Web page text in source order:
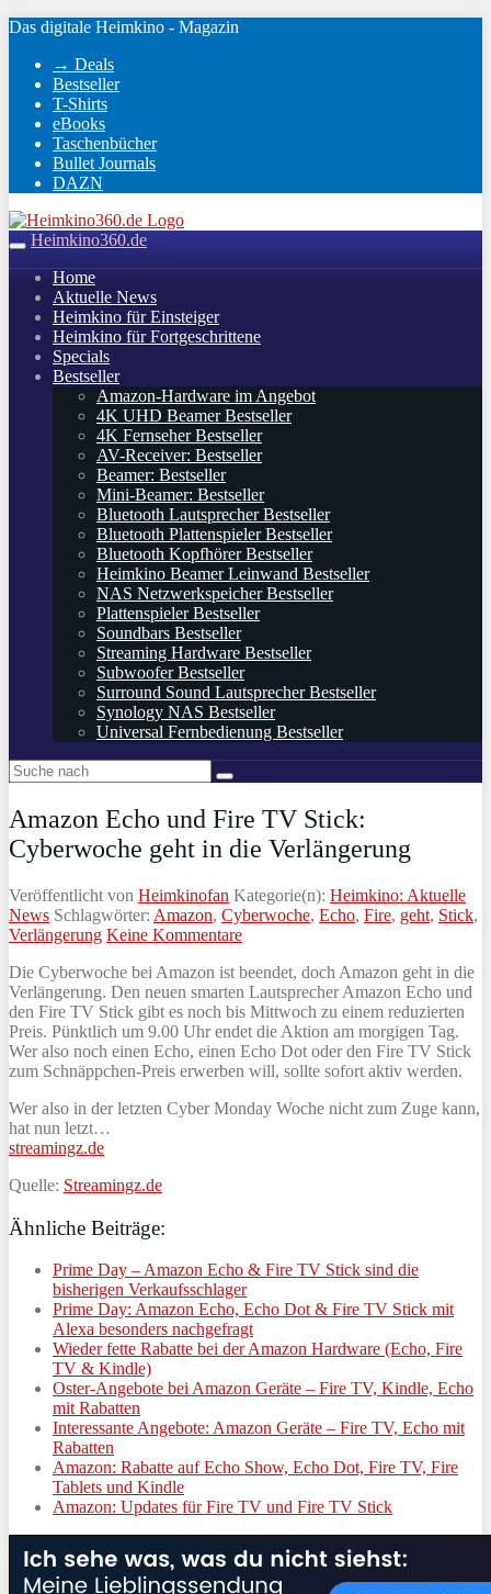
Skip
main
content
Das digitale Heimkino - Magazin
→ Deals
Bestseller
T-Shirts
eBooks
Taschenbücher
Bullet Journals
DAZN
Toggle
navigation
Heimkino360.de
Home
Aktuelle News
Heimkino für Einsteiger
Heimkino für Fortgeschrittene
Specials
Bestseller
Amazon-Hardware im Angebot
4K UHD Beamer Bestseller
4K Fernseher Bestseller
AV-Receiver: Bestseller
Beamer: Bestseller
Mini-Beamer: Bestseller
Bluetooth Lautsprecher Bestseller
Bluetooth Plattenspieler Bestseller
Bluetooth Kopfhörer Bestseller
Heimkino Beamer Leinwand Bestseller
NAS Netzwerkspeicher Bestseller
Plattenspieler Bestseller
Soundbars Bestseller
Streaming Hardware Bestseller
Subwoofer Bestseller
Surround Sound Lautsprecher Bestseller
Synology NAS Bestseller
Universal Fernbedienung Bestseller
Amazon Echo und Fire TV Stick:
Cyberwoche geht in die Verlängerung
Veröffentlicht von Heimkinofan Kategorie(n): Heimkino: Aktuelle
News Schlagwörter: Amazon, Cyberwoche, Echo, Fire, geht, Stick,
Verlängerung Keine Kommentare
Die Cyberwoche bei Amazon ist beendet, doch Amazon geht in die
Verlängerung. Den neuen smarten Lautsprecher Amazon Echo und
den Fire TV Stick gibt es noch bis Mittwoch zu einem reduzierten
Preis. Pünktlich um 9.00 Uhr endet die Aktion am morgigen Tag.
Wer also noch einen Echo, einen Echo Dot oder den Fire TV Stick
zum Schnäppchen-Preis erwerben will, sollte sofort aktiv werden.
Wer also in der letzten Cyber Monday Woche nicht zum Zuge kann,
hat nun letzt…
streamingz.de
Quelle: Streamingz.de
Ähnliche Beiträge:
Prime Day – Amazon Echo & Fire TV Stick sind die
bisherigen Verkaufsschlager
Prime Day: Amazon Echo, Echo Dot & Fire TV Stick mit
Alexa besonders nachgefragt
Wieder fette Rabatte bei der Amazon Hardware (Echo, Fire
TV & Kindle)
Oster-Angebote bei Amazon Geräte – Fire TV, Kindle, Echo
mit Rabatten
Interessante Angebote: Amazon Geräte – Fire TV, Echo mit
Rabatten
Amazon: Rabatte auf Echo Show, Echo Dot, Fire TV, Fire
Tablets und Kindle
Amazon: Updates für Fire TV und Fire TV Stick